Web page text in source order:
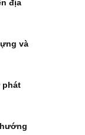
địa
và
phát